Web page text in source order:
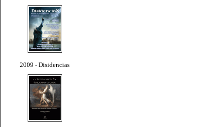
2009 - Disidencias